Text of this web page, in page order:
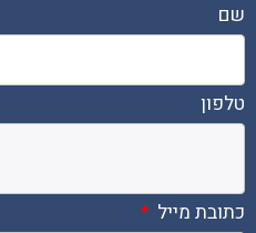
שם
טלפון
כתובת מייל